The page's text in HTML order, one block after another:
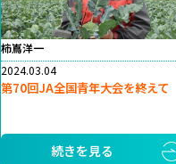
柿嶌洋一
2024.03.04
第70回JA全国青年大会を終えて
続きを見る